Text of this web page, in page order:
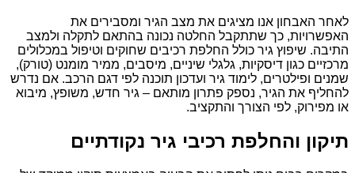
לאחר האבחון אנו מציגים את מצב הגיר ומסבירים את
האפשרויות, כך שתתקבל החלטה נכונה בהתאם לתקלה ולמצב
התיבה. שיפוץ גיר כולל החלפת רכיבים שחוקים וטיפול במכלולים
מרכזיים כגון דיסקיות, גלגלי שיניים, מיסבים, ממיר מומנט (טורק),
שמנים ופילטרים, לימוד גיר ועדכון תוכנה לפי דגם הרכב. אם נדרש
להחליף את הגיר, נספק פתרון מותאם – גיר חדש, משופץ, מיבוא
או מפירוק, לפי הצורך והתקציב.
תיקון והחלפת רכיבי גיר נקודתיים